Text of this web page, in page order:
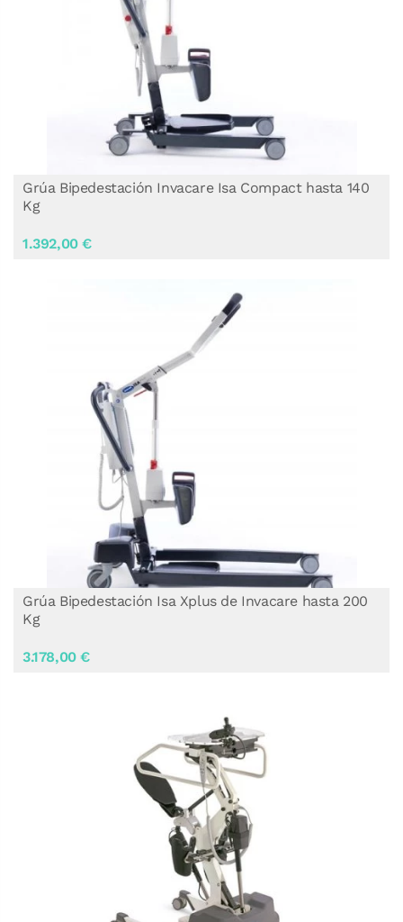
Grúa Bipedestación Isa Xplus de Invacare hasta 200
Kg
3.178,00 €
Grúa Bipedestación Invacare Isa Compact hasta 140
Kg
1.392,00 €